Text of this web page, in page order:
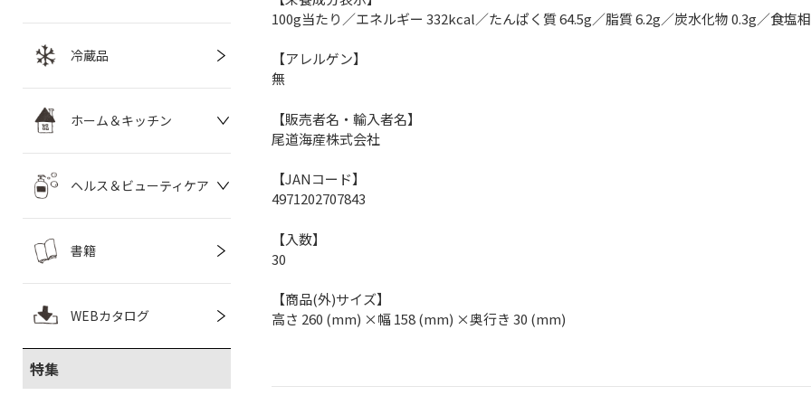
冷蔵品
ホーム＆キッチン
ヘルス＆ビューティケア
書籍
WEBカタログ
特集
100g当たり／エネルギー 332kcal／たんぱく質 64.5g／脂質 6.2g／炭水化物 0.3g／食塩
【アレルゲン】
無
【販売者名・輸入者名】
尾道海産株式会社
【JANコード】
4971202707843
【入数】
30
【商品(外)サイズ】
高さ 260 (mm) ×幅 158 (mm) ×奥行き 30 (mm)